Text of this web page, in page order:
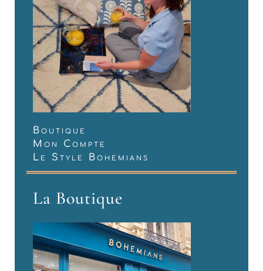
Boutique
Mon Compte
Le Style Bohemians
La Boutique